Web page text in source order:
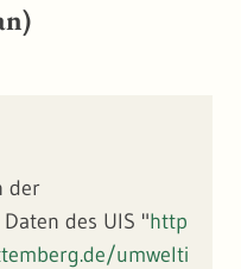
der
des UIS "http
umwelti